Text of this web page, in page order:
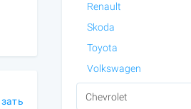
Renault
Skoda
Toyota
Volkswagen